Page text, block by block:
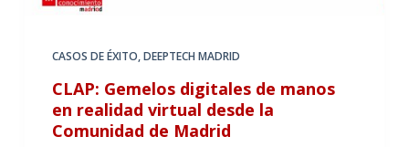
CASOS DE ÉXITO,DEEPTECH MADRID
CLAP: Gemelos digitales de manos
en realidad virtual desde la
Comunidad de Madrid